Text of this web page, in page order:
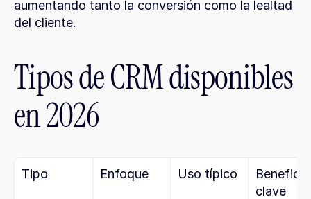
aumentando tanto la conversión como la lealtad
del cliente.
Tipos de CRM disponibles
en 2026
Tipo Enfoque Uso típico
Beneficio
clave